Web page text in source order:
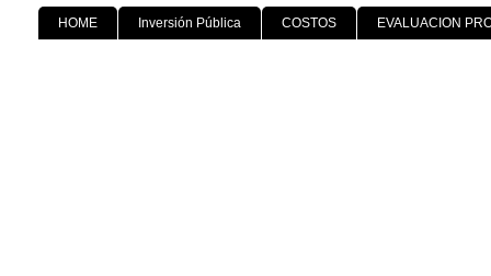
HOME Inversión Pública COSTOS EVALUACION